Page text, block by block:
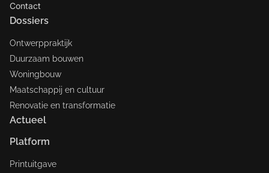
Contact
Dossiers
Ontwerppraktijk
Duurzaam bouwen
Woningbouw
Maatschappij en cultuur
Renovatie en transformatie
Actueel
Platform
Printuitgave